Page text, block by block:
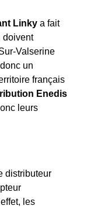
Linky a fait
doivent
Valserine
un
français
Enedis
leurs
distributeur
les